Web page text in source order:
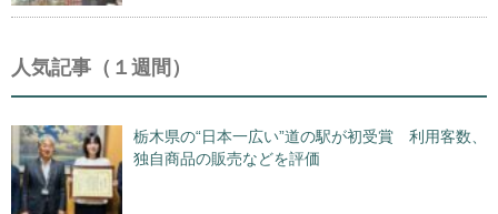
人気記事（１週間）
栃木県の“日本一広い”道の駅が初受賞 利用客数、
独自商品の販売などを評価